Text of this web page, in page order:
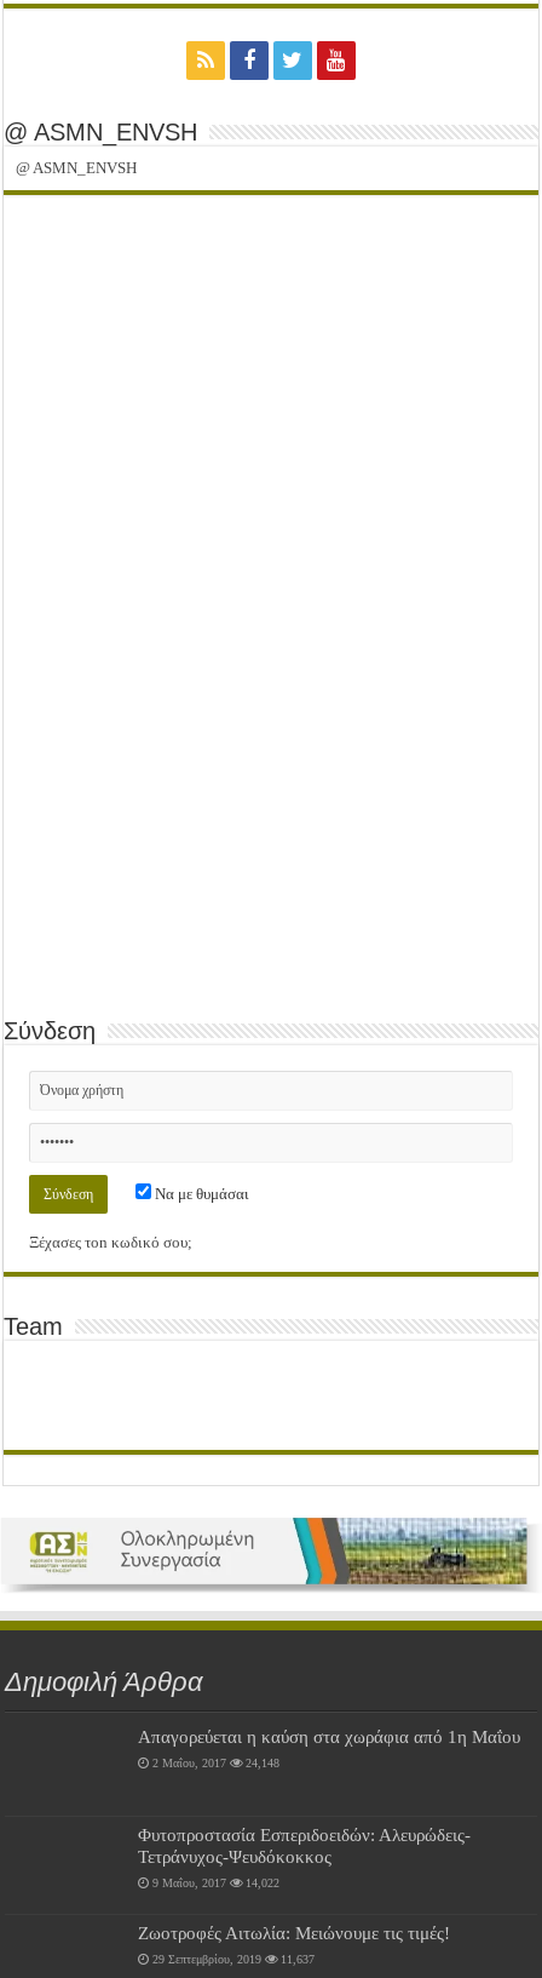
@ ASMN_ENVSH
@ ASMN_ENVSH
Σύνδεση
Να με θυμάσαι
Ξέχασες τοn κωδικό σου;
Team
Δημοφιλή Άρθρα
Απαγορεύεται η καύση στα χωράφια από 1η Μαΐου
2 Μαΐου, 2017 24,148
Φυτοπροστασία Εσπεριδοειδών: Αλευρώδεις-
Τετράνυχος-Ψευδόκοκκος
9 Μαΐου, 2017 14,022
Ζωοτροφές Αιτωλία: Μειώνουμε τις τιμές!
29 Σεπτεμβρίου, 2019 11,637